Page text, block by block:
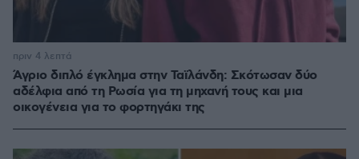
Άγριο διπλό έγκλημα στην Ταϊλάνδη: Σκότωσαν δύο
αδέλφια από τη Ρωσία για τη μηχανή τους και μια
οικογένεια για το φορτηγάκι της
πριν 4 λεπτά